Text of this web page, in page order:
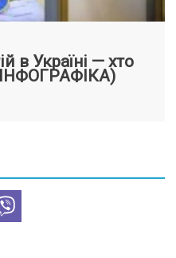
в Україні — хто